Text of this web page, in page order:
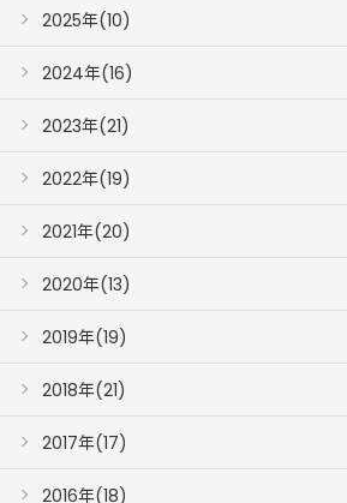
2025年(10)
2024年(16)
2023年(21)
2022年(19)
2021年(20)
2020年(13)
2019年(19)
2018年(21)
2017年(17)
2016年(18)